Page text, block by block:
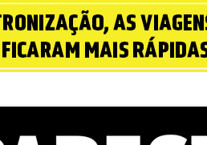
Governo de Goiás